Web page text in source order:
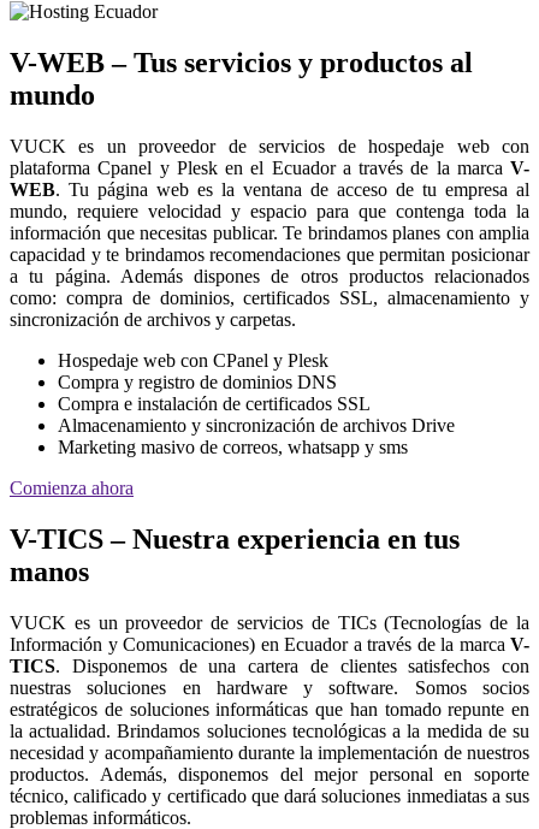
V-WEB – Tus servicios y productos al
mundo
VUCK es un proveedor de servicios de hospedaje web con
plataforma Cpanel y Plesk en el Ecuador a través de la marca V-
WEB. Tu página web es la ventana de acceso de tu empresa al
mundo, requiere velocidad y espacio para que contenga toda la
información que necesitas publicar. Te brindamos planes con amplia
capacidad y te brindamos recomendaciones que permitan posicionar
a tu página. Además dispones de otros productos relacionados
como: compra de dominios, certificados SSL, almacenamiento y
sincronización de archivos y carpetas.
Hospedaje web con CPanel y Plesk
Compra y registro de dominios DNS
Compra e instalación de certificados SSL
Almacenamiento y sincronización de archivos Drive
Marketing masivo de correos, whatsapp y sms
Comienza ahora
V-TICS – Nuestra experiencia en tus
manos
VUCK es un proveedor de servicios de TICs (Tecnologías de la
Información y Comunicaciones) en Ecuador a través de la marca V-
TICS. Disponemos de una cartera de clientes satisfechos con
nuestras soluciones en hardware y software. Somos socios
estratégicos de soluciones informáticas que han tomado repunte en
la actualidad. Brindamos soluciones tecnológicas a la medida de su
necesidad y acompañamiento durante la implementación de nuestros
productos. Además, disponemos del mejor personal en soporte
técnico, calificado y certificado que dará soluciones inmediatas a sus
problemas informáticos.